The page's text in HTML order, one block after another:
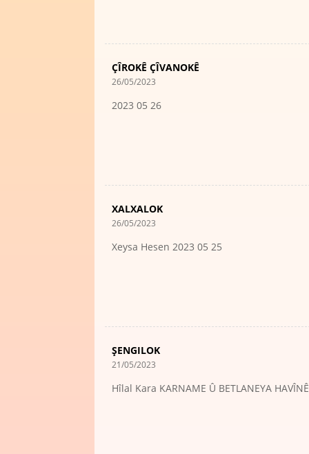
ÇÎROKÊ ÇÎVANOKÊ
26/05/2023
2023 05 26
XALXALOK
26/05/2023
Xeysa Hesen 2023 05 25
ŞENGILOK
21/05/2023
Hîlal Kara KARNAME Û BETLANEYA HAVÎNÊ